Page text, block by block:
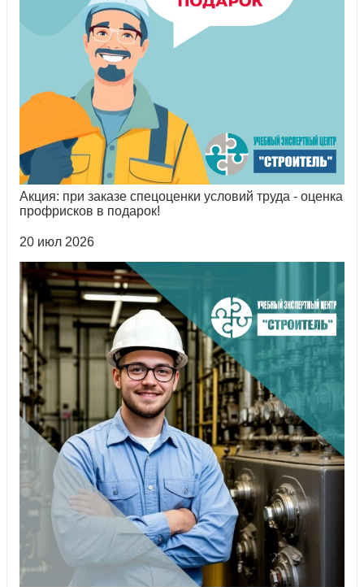
Акция: при заказе спецоценки условий труда - оценка
профрисков в подарок!
20 июл 2026